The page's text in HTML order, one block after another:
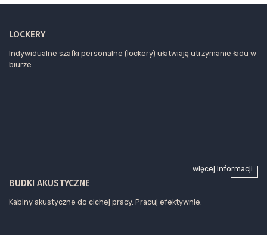
LOCKERY
Indywidualne szafki personalne (lockery) ułatwiają utrzymanie ładu w
biurze.
więcej informacji
BUDKI AKUSTYCZNE
Kabiny akustyczne do cichej pracy. Pracuj efektywnie.